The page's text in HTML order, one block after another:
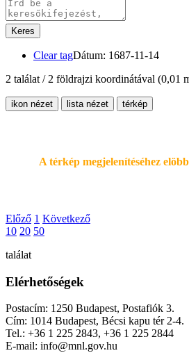
Keres
Clear tagDátum: 1687-11-14
2 találat / 2 földrajzi koordinátával (0,01
ikon nézet lista nézet térkép
A térkép megjelenítéséhez
Előző 1 Következő
10 20 50
találat
Elérhetőségek
Postacím: 1250 Budapest, Postafiók 3.
Cím: 1014 Budapest, Bécsi kapu tér 2-4.
Tel.: +36 1 225 2843, +36 1 225 2844
E-mail: info@mnl.gov.hu